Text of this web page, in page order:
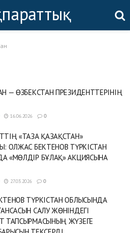
— ӨЗБЕКСТАН ПРЕЗИДЕНТТЕРІНІҢ
16.06.2026 0
«ТАЗА ҚАЗАҚСТАН»
ОЛЖАС БЕКТЕНОВ ТҮРКІСТАН
«МӨЛДІР БҰЛАҚ» АКЦИЯСЫНА
27.03.2026 0
ТҮРКІСТАН ОБЛЫСЫНДА
САЛУ ЖӨНІНДЕГІ
ТАПСЫРМАСЫНЫҢ ЖҮЗЕГЕ